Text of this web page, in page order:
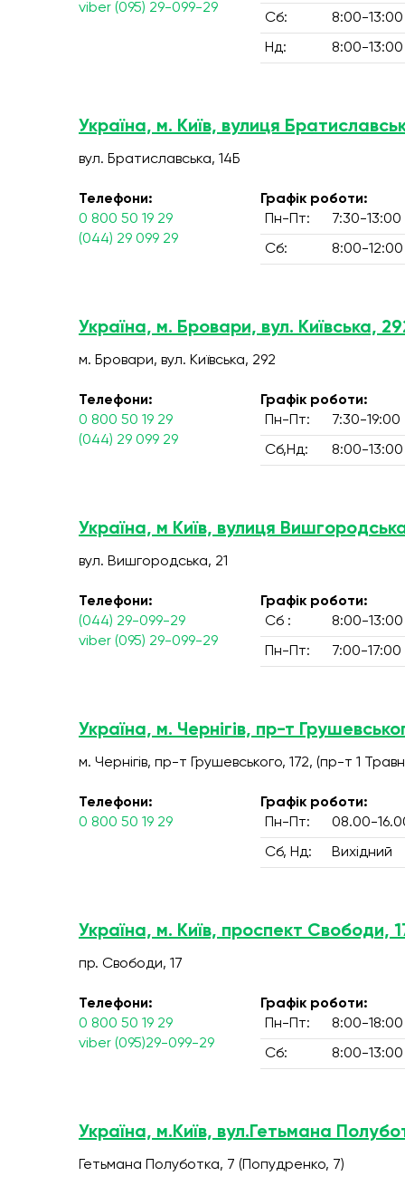
viber (095) 29-099-29
Сб: 8:00-13:00
Нд: 8:00-13:00
Україна, м. Київ, вулиця
вул. Братиславська, 14Б
Телефони:
0 800 50 19 29
(044) 29 099 29
Графік роботи:
Пн-Пт:
7:30-13:00
Сб: 8:00-12:00
Україна, м. Бровари, вул. Київська,
м. Бровари, вул. Київська, 292
Телефони:
0 800 50 19 29
(044) 29 099 29
Графік роботи:
Пн-Пт:
7:30-19:00
Сб,Нд: 8:00-13:00
Україна, м Київ, вулиця
вул. Вишгородська, 21
Телефони:
(044) 29-099-29
viber (095) 29-099-29
Графік роботи:
Сб :
8:00-13:00
Пн-Пт: 7:00-17:00
Україна, м. Чернігів, пр-т
м. Чернігів, пр-т Грушевського, 172, (пр-т 1
Телефони:
0 800 50 19 29
Графік роботи:
Пн-Пт:
08.00-
Сб, Нд: Вихідний
Україна, м. Київ, проспект Свободи,
пр. Свободи, 17
Телефони:
0 800 50 19 29
viber (095)29-099-29
Графік роботи:
Пн-Пт:
8:00-18:00
Сб: 8:00-13:00
Україна, м.Київ, вул.Гетьмана
Гетьмана Полуботка, 7 (Попудренко, 7)